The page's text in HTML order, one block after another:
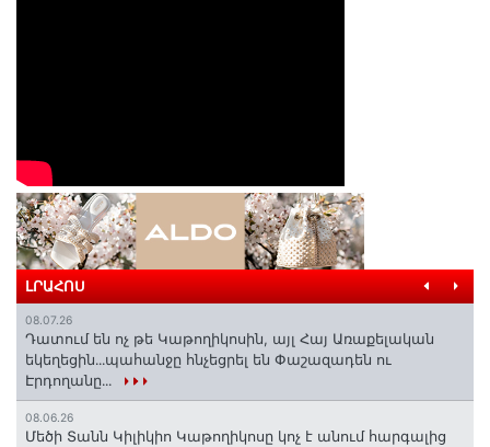
ԼՐԱՀՈՍ
08.07.26
Դատում են ոչ թե Կաթողիկոսին, այլ Հայ Առաքելական
եկեղեցին․․․պահանջը հնչեցրել են Փաշազադեն ու
Էրդողանը․․․
08.06.26
Մեծի Տանն Կիլիկիո Կաթողիկոսը կոչ է անում հարգալից